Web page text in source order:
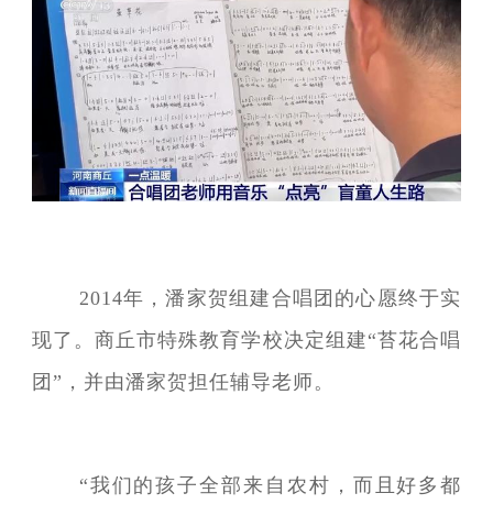
2014年，潘家贺组建合唱团的心愿终于实
现了。商丘市特殊教育学校决定组建“苔花合唱
团”，并由潘家贺担任辅导老师。
“我们的孩子全部来自农村，而且好多都